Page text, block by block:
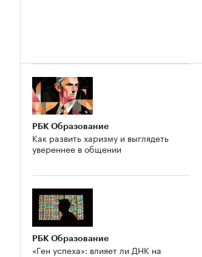
РБК Образование
Как развить харизму и выглядеть
увереннее в общении
РБК Образование
«Ген успеха»: влияет ли ДНК на